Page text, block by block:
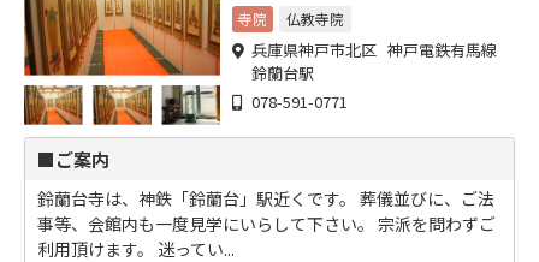
寺院 仏教寺院
兵庫県神戸市北区 神戸電鉄有馬線
鈴蘭台駅
078-591-0771
■ご案内
鈴蘭台寺は、神鉄「鈴蘭台」駅近くです。 葬儀並びに、ご法
事等、会館内も一度見学にいらして下さい。 宗派を問わずご
利用頂けます。 迷ってい...